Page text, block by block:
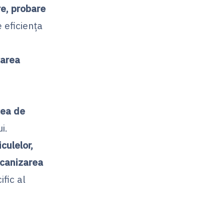
probare
eficiența
de
al